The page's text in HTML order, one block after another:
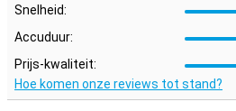
Snelheid:
Accuduur:
Prijs-kwaliteit:
Hoe komen onze reviews tot stand?